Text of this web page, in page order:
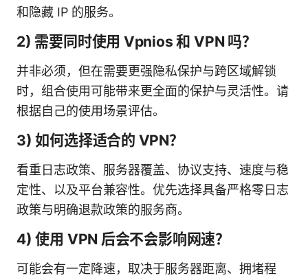
和隐藏 IP 的服务。
2) 需要同时使用 Vpnios 和 VPN 吗？
并非必须，但在需要更强隐私保护与跨区域解锁
时，组合使用可能带来更全面的保护与灵活性。请
根据自己的使用场景评估。
3) 如何选择适合的 VPN？
看重日志政策、服务器覆盖、协议支持、速度与稳
定性、以及平台兼容性。优先选择具备严格零日志
政策与明确退款政策的服务商。
4) 使用 VPN 后会不会影响网速？
可能会有一定降速，取决于服务器距离、拥堵程